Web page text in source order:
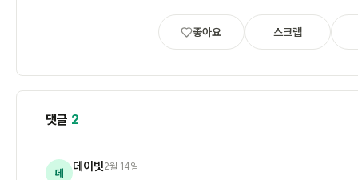
좋아요 스크랩
댓글 2
데 데이빗2월 14일